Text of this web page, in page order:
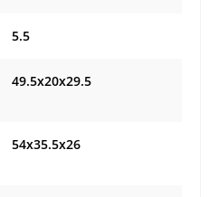
5.5
49.5х20х29.5
54х35.5х26